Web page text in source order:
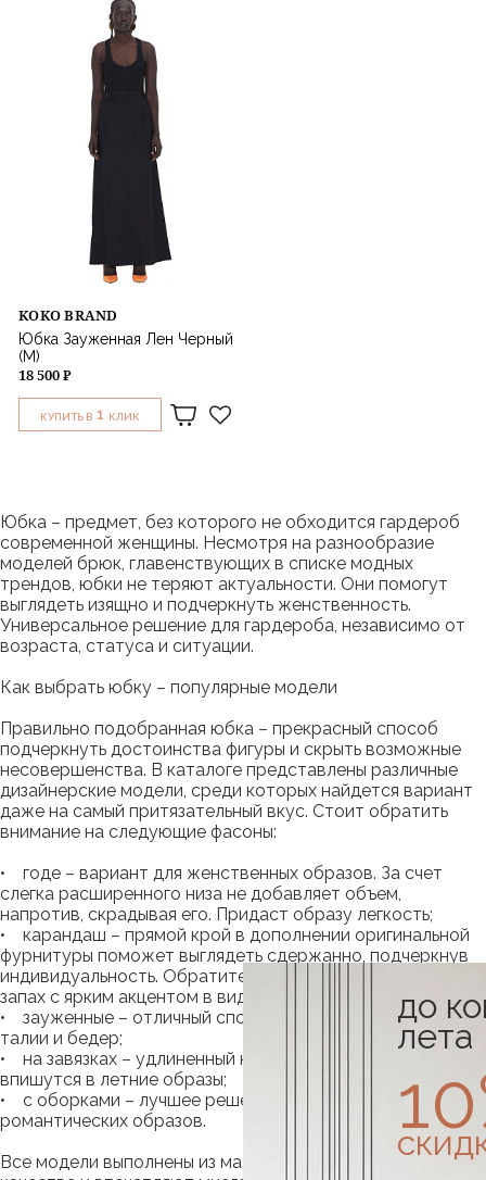
KOKO BRAND
Юбка Зауженная Лен Черный
(M)
18 500 ₽
КУПИТЬ В 1 КЛИК
Юбка – предмет, без которого не обходится гардероб
современной женщины. Несмотря на разнообразие
моделей брюк, главенствующих в списке модных
трендов, юбки не теряют актуальности. Они помогут
выглядеть изящно и подчеркнуть женственность.
Универсальное решение для гардероба, независимо от
возраста, статуса и ситуации.
Как выбрать юбку – популярные модели
Правильно подобранная юбка – прекрасный способ
подчеркнуть достоинства фигуры и скрыть возможные
несовершенства. В каталоге представлены различные
дизайнерские модели, среди которых найдется вариант
даже на самый притязательный вкус. Стоит обратить
внимание на следующие фасоны:
• годе – вариант для женственных образов. За счет
слегка расширенного низа не добавляет объем,
напротив, скрадывая его. Придаст образу легкость;
• карандаш – прямой крой в дополнении оригинальной
фурнитуры поможет выглядеть сдержанно, подчеркнув
индивидуальность. Обратите внимание на модели на
запах с ярким акцентом в виде пуговиц в передней части;
• зауженные – отличный способ подчеркнуть линию
талии и бедер;
• на завязках – удлиненный крой и завязки прекрасно
впишутся в летние образы;
• с оборками – лучшее решение для создания
романтических образов.
Все модели выполнены из материалов премиального
до
лета